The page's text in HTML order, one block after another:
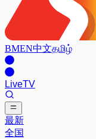
BMEN中文தமிழ்
LiveTV
最新
全国